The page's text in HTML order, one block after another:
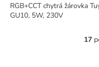
RGB+CCT chytrá žárovka
GU10, 5W, 230V
17